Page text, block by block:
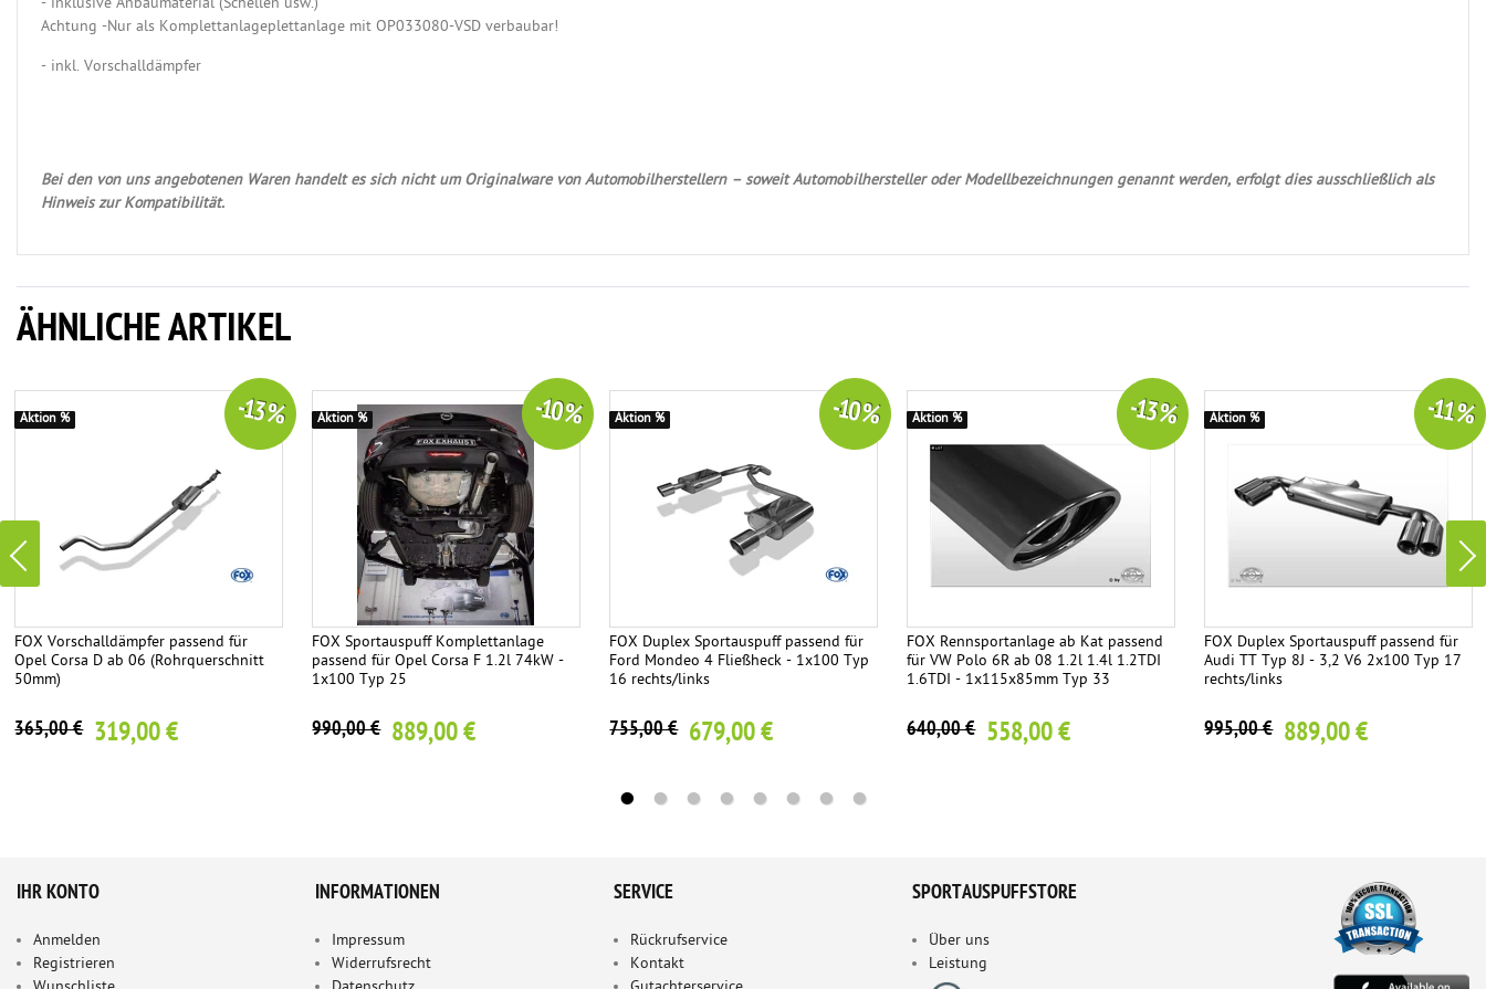
Achtung -Nur als Komplettanlageplettanlage mit OP033080-VSD verbaubar!
- inkl. Vorschalldämpfer
Bei den von uns angebotenen Waren handelt es sich nicht um Originalware von Automobilherstellern – soweit Automobilhersteller oder Modellbezeichnungen genannt werden, erfolgt dies ausschließlich als
Hinweis zur Kompatibilität.
ÄHNLICHE ARTIKEL
FOX Vorschalldämpfer passend für
Opel Corsa D ab 06 (Rohrquerschnitt
50mm)
365,00 € 319,00 €
-13 %
Aktion %
FOX Sportauspuff Komplettanlage
passend für Opel Corsa F 1.2l 74kW -
1x100 Typ 25
990,00 € 889,00 €
-10 %
Aktion %
FOX Duplex Sportauspuff passend für
Ford Mondeo 4 Fließheck - 1x100 Typ
16 rechts/links
755,00 € 679,00 €
-10 %
Aktion %
FOX Rennsportanlage ab Kat passend
für VW Polo 6R ab 08 1.2l 1.4l 1.2TDI
1.6TDI - 1x115x85mm Typ 33
640,00 € 558,00 €
-13 %
Aktion %
FOX Duplex Sportauspuff passend für
Audi TT Typ 8J - 3,2 V6 2x100 Typ 17
rechts/links
995,00 € 889,00 €
-11 %
Aktion %
IHR KONTO
Anmelden
Registrieren
INFORMATIONEN
Impressum
Widerrufsrecht
SERVICE
Rückrufservice
Kontakt
SPORTAUSPUFFSTORE
Über uns
Leistung